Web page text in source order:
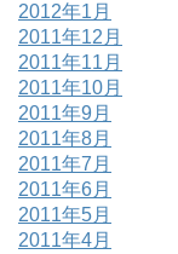
2012年1月
2011年12月
2011年11月
2011年10月
2011年9月
2011年8月
2011年7月
2011年6月
2011年5月
2011年4月